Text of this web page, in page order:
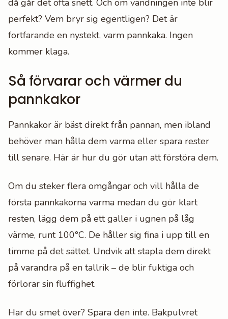
då går det ofta snett. Och om vändningen inte blir
perfekt? Vem bryr sig egentligen? Det är
fortfarande en nystekt, varm pannkaka. Ingen
kommer klaga.
Så förvarar och värmer du
pannkakor
Pannkakor är bäst direkt från pannan, men ibland
behöver man hålla dem varma eller spara rester
till senare. Här är hur du gör utan att förstöra dem.
Om du steker flera omgångar och vill hålla de
första pannkakorna varma medan du gör klart
resten, lägg dem på ett galler i ugnen på låg
värme, runt 100°C. De håller sig fina i upp till en
timme på det sättet. Undvik att stapla dem direkt
på varandra på en tallrik – de blir fuktiga och
förlorar sin fluffighet.
Har du smet över? Spara den inte. Bakpulvret